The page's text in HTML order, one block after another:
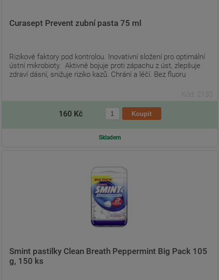
Curasept Prevent zubní pasta 75 ml
Rizikové faktory pod kontrolou. Inovativní složení pro optimální
ústní mikrobioty. Aktivně bojuje proti zápachu z úst, zlepšuje
zdraví dásní, snižuje riziko kazů. Chrání a léčí. Bez fluoru
Kód: 2130
160 Kč
Skladem
Smint pastilky Clean Breath Peppermint Big Pack 105
g, 150 ks